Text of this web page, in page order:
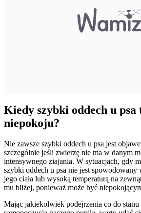
Kiedy szybki oddech u psa
niepokoju?
Nie zawsze szybki oddech u psa jest
szczególnie jeśli zwierzę nie ma w danym
intensywnego ziajania. W sytuacjach, gdy
szybki oddech u psa nie jest spowodowany
jego ciała lub wysoką temperaturą na
mu bliżej, ponieważ może być
Mając jakiekolwiek podejrzenia co do